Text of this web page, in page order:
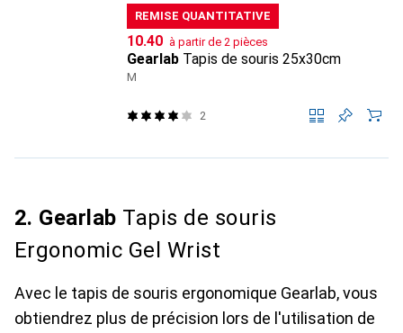
REMISE QUANTITATIVE
CHF
10.40 à partir de 2 pièces
Gearlab Tapis de souris 25x30cm
M
2
2. Gearlab Tapis de souris
Ergonomic Gel Wrist
Avec le tapis de souris ergonomique Gearlab, vous
obtiendrez plus de précision lors de l'utilisation de